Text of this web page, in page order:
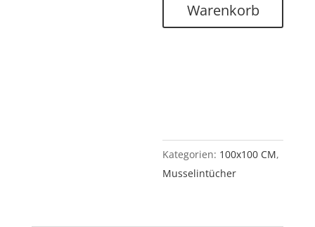
Warenkorb
Kategorien: 100x100 CM,
Musselintücher